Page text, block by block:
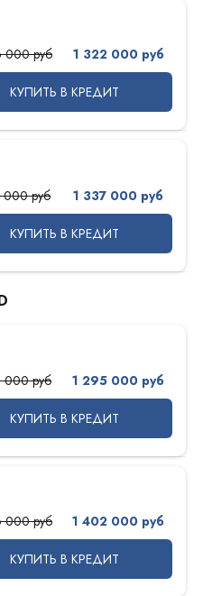
000 руб 1 322 000 руб
КУПИТЬ В КРЕДИТ
000 руб 1 337 000 руб
КУПИТЬ В КРЕДИТ
000 руб 1 295 000 руб
КУПИТЬ В КРЕДИТ
000 руб 1 402 000 руб
КУПИТЬ В КРЕДИТ